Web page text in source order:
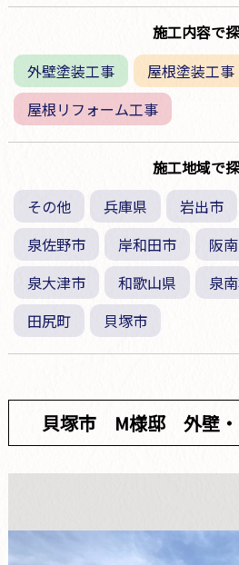
施工内容で
外壁塗装工事
屋根塗装工事
屋根リフォーム工事
施工地域で
その他
兵庫県 岩出市
泉佐野市
岸和田市 阪
泉大津市
和歌山県 泉
田尻町
貝塚市
貝塚市 M様邸 外壁・